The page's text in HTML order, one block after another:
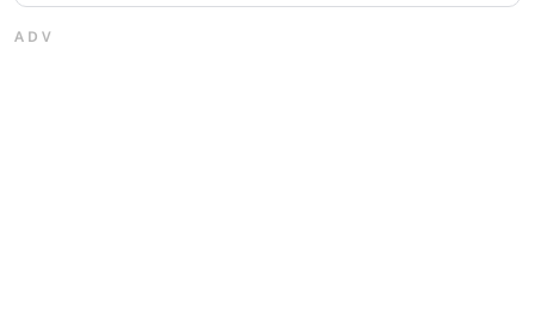
ADV